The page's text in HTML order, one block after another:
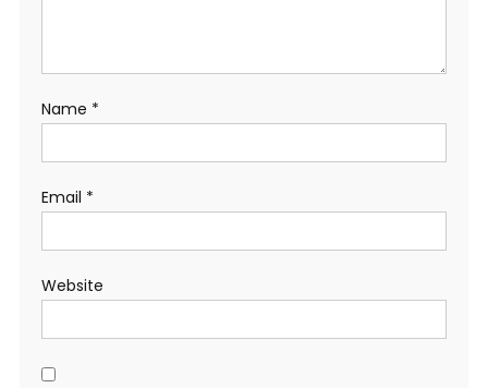
Name *
Email *
Website